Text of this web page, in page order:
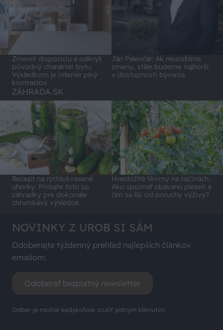
Zmenili dispozíciu a odkryli
pôvodný charakter bytu.
Výsledkom je interiér plný
kontrastov
Ján Palenčár: Ak neurobíme
zmeny, stále budeme najhorší
v dostupnosti bývania
ZÁHRADA.SK
Recept na rýchlokvasené
uhorky: Pridajte toto zo
záhradky pre dokonale
chrumkavý výsledok
Hnedožlté škvrny na rajčinách:
Ako spoznať obávanú pleseň a
čím sa líši od poruchy výživy?
NOVINKY Z UROB SI SÁM
Odoberajte týždenný prehľad najlepších článkov
emailom:
Odoberať bezplatný newsletter
Odber je možné kedykoľvek zrušiť jedným kliknutím.